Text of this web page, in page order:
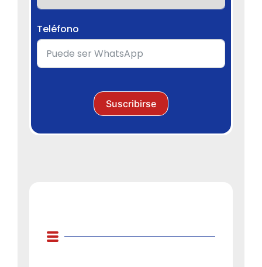
Teléfono
Suscribirse